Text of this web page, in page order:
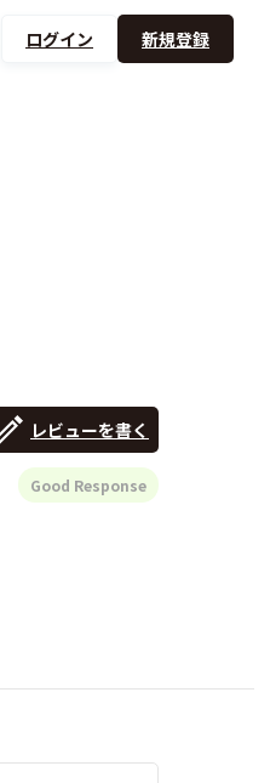
ログイン 新規登録
レビューを書く
Good Response